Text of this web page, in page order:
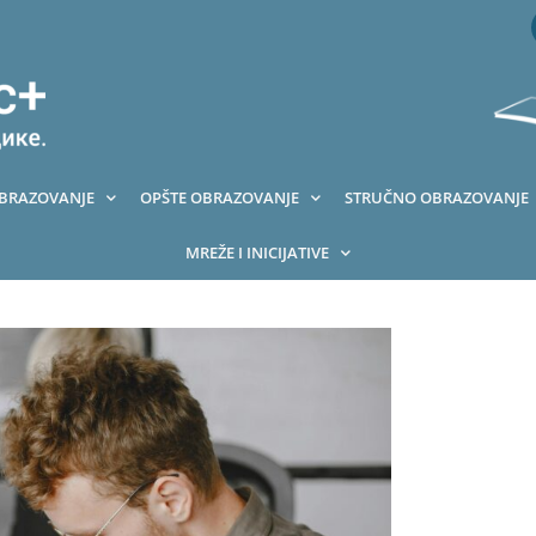
OPŠTE OBRAZOVANJE STRUČNO OBRAZOVANJE
MREŽE I INICIJATIVE